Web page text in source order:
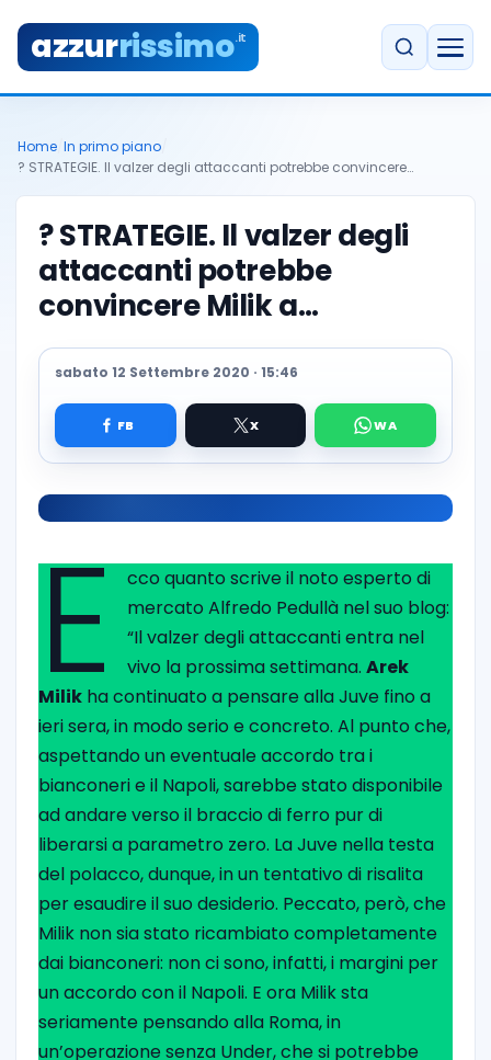
azzurrissimo.it
Home In primo piano
? STRATEGIE. Il valzer degli attaccanti potrebbe convincere…
? STRATEGIE. Il valzer degli
attaccanti potrebbe
convincere Milik a…
sabato 12 Settembre 2020 · 15:46
E cco quanto scrive il noto esperto di
mercato Alfredo Pedullà nel suo blog:
“Il valzer degli attaccanti entra nel
vivo la prossima settimana.Arek
Milik ha continuato a pensare alla Juve fino a
ieri sera, in modo serio e concreto. Al punto che,
aspettando un eventuale accordo tra i
bianconeri e il Napoli, sarebbe stato disponibile
ad andare verso il braccio di ferro pur di
liberarsi a parametro zero. La Juve nella testa
del polacco, dunque, in un tentativo di risalita
per esaudire il suo desiderio. Peccato, però, che
Milik non sia stato ricambiato completamente
dai bianconeri: non ci sono, infatti, i margini per
un accordo con il Napoli. E ora Milik sta
seriamente pensando alla Roma, in
un’operazione senza Under, che si potrebbe